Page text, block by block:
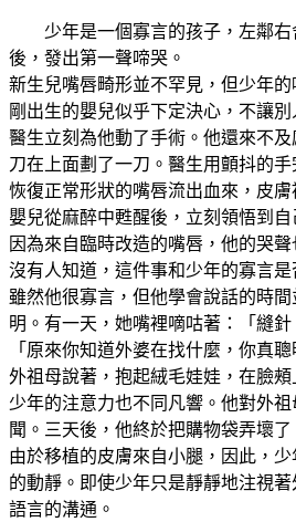
少年是一個寡言的孩子，左鄰
後，發出第一聲啼哭。
新生兒嘴唇畸形並不罕見，但少年
剛出生的嬰兒似乎下定決心，不讓
醫生立刻為他動了手術。他還來不
刀在上面劃了一刀。醫生用顫抖的
恢復正常形狀的嘴唇流出血來，皮
嬰兒從麻醉中甦醒後，立刻領悟到
因為來自臨時改造的嘴唇，他的哭聲
沒有人知道，這件事和少年的寡言
雖然他很寡言，但他學會說話的時
明。有一天，她嘴裡嘀咕著：「縫
「原來你知道外婆在找什麼，你真聰
外祖母說著，抱起絨毛娃娃，在臉
少年的注意力也不同凡響。他對外
聞。三天後，他終於把購物袋弄壞了
由於移植的皮膚來自小腿，因此，
的動靜。即使少年只是靜靜地注視
語言的溝通。